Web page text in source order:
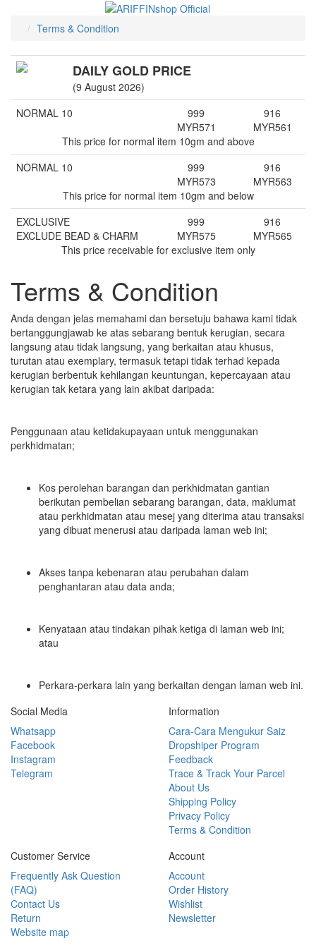
Terms & Condition
DAILY GOLD PRICE
(9 August 2026)
NORMAL 10
999
MYR571
916
MYR561
This price for normal item 10gm and above
NORMAL 10
999
MYR573
916
MYR563
This price for normal item 10gm and below
EXCLUSIVE
EXCLUDE BEAD & CHARM
999
MYR575
916
MYR565
This price receivable for exclusive item only
Terms & Condition
Anda dengan jelas memahami dan bersetuju bahawa kami tidak
bertanggungjawab ke atas sebarang bentuk kerugian, secara
langsung atau tidak langsung, yang berkaitan atau khusus,
turutan atau exemplary, termasuk tetapi tidak terhad kepada
kerugian berbentuk kehilangan keuntungan, kepercayaan atau
kerugian tak ketara yang lain akibat daripada:
Penggunaan atau ketidakupayaan untuk menggunakan
perkhidmatan;
Kos perolehan barangan dan perkhidmatan gantian
berikutan pembelian sebarang barangan, data, maklumat
atau perkhidmatan atau mesej yang diterima atau transaksi
yang dibuat menerusi atau daripada laman web ini;
Akses tanpa kebenaran atau perubahan dalam
penghantaran atau data anda;
Kenyataan atau tindakan pihak ketiga di laman web ini;
atau
Perkara-perkara lain yang berkaitan dengan laman web ini.
Social Media
Whatsapp
Facebook
Instagram
Telegram
Information
Cara-Cara Mengukur Saiz
Dropshiper Program
Feedback
Trace & Track Your Parcel
About Us
Shipping Policy
Privacy Policy
Terms & Condition
Customer Service
Frequently Ask Question
(FAQ)
Contact Us
Return
Website map
Account
Account
Order History
Wishlist
Newsletter